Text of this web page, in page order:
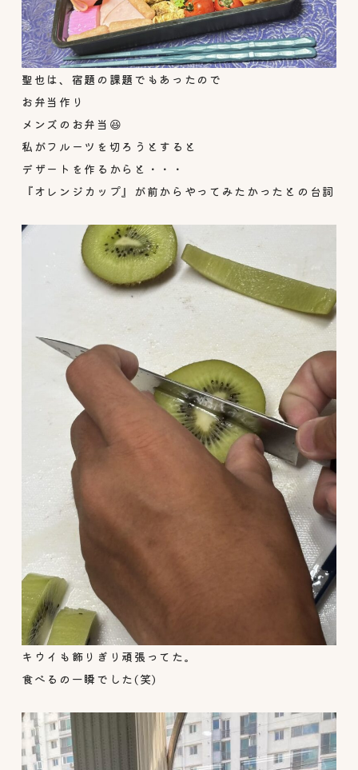
聖也は、宿題の課題でもあったので
お弁当作り
メンズのお弁当😆
私がフルーツを切ろうとすると
デザートを作るからと・・・
『オレンジカップ』が前からやってみたかったとの台詞
キウイも飾りぎり頑張ってた。
食べるの一瞬でした(笑)